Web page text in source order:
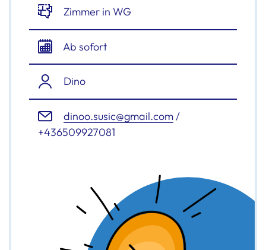
Zimmer in WG
Ab sofort
Dino
dinoo.susic@gmail.com/
+436509927081